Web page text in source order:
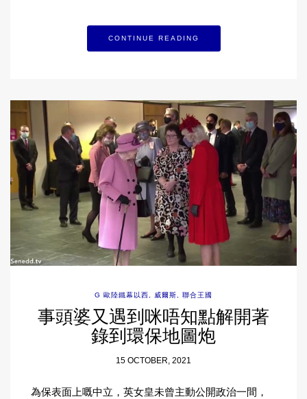
CONTINUE READING
G 歐陸鐵幕以西 , 威爾斯, 聯合王國
事頭婆又遇到咪唔知點解開著
錄到環保地圖炮
15 OCTOBER, 2021
為保表面上嘅中立，英女皇未曾主動公開政治一間，